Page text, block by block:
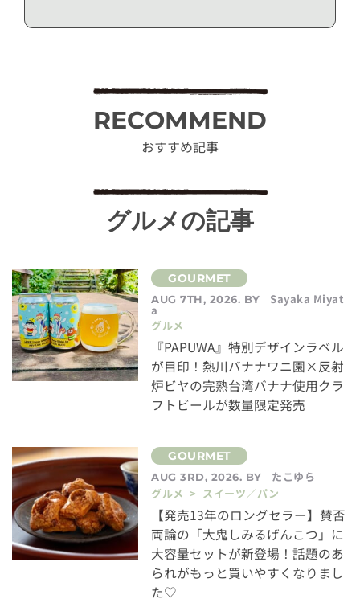
RECOMMEND
おすすめ記事
グルメの記事
AUG 7TH, 2026. BY Sayaka Miyat
a
グルメ
『PAPUWA』特別デザインラベル
が目印！熱川バナナワニ園×反射
炉ビヤの完熟台湾バナナ使用クラ
フトビールが数量限定発売
AUG 3RD, 2026. BY
たこゆら
グルメ > スイーツ／パン
【発売13年のロングセラー】賛否
両論の「大鬼しみるげんこつ」に
大容量セットが新登場！話題のあ
られがもっと買いやすくなりまし
た♡